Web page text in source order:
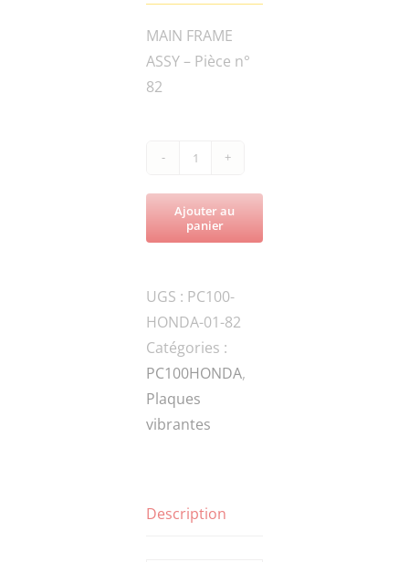
MAIN FRAME
ASSY – Pièce n°
82
quantité
de
PC100-
FN.W10-
2
WASHER
Ajouter au
panier
UGS : PC100-
HONDA-01-82
Catégories :
PC100HONDA,
Plaques
vibrantes
Description